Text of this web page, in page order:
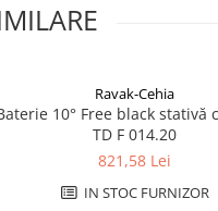
Ravak-Cehia
10° Free black stativă
TD F 014.20
821,58 Lei
IN STOC FURNIZOR